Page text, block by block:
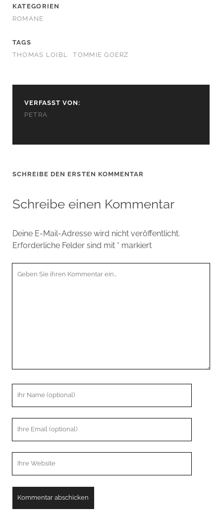
KATEGORIEN
ROMANE
TAGS
THOMAS LOIBL
TOMMIE GOERZ
VERFASST VON:
PETRA
SCHREIBE DEN ERSTEN KOMMENTAR
Schreibe einen Kommentar
Deine E-Mail-Adresse wird nicht veröffentlicht.
Erforderliche Felder sind mit * markiert